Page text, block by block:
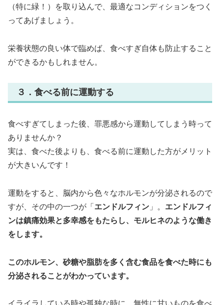
（特に緑！）を取り込んで、最適なコンディションをつく
ってあげましょう。
栄養状態の良い体で臨めば、食べすぎ自体も防止すること
ができるかもしれません。
３．食べる前に運動する
食べすぎてしまった後、罪悪感から運動してしまう時って
ありませんか？
実は、食べた後よりも、食べる前に運動した方がメリット
が大きいんです！
運動をすると、脳内から色々なホルモンが分泌されるので
すが、その中の一つが「 エンドルフィン 」。 エンドルフィ
ンは鎮痛効果と多幸感をもたらし、モルヒネのような働き
をします。
このホルモン、砂糖や脂肪を多く含む食品を食べた時にも
分泌されることがわかっています。